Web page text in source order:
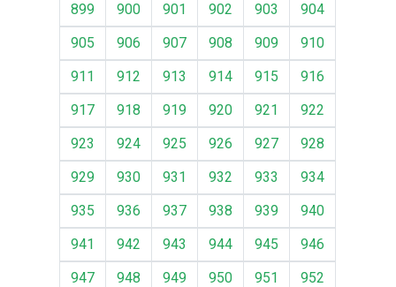
899
900 901 902 903
904
905
906 907 908 909
910
911
912 913 914 915
916
917
918 919 920 921
922
923
924 925 926 927
928
929
930 931 932 933
934
935
936 937 938 939
940
941
942 943 944 945
946
947
948 949 950 951
952